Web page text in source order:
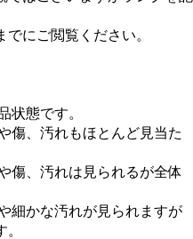
にご閲覧ください。
態です。
、汚れもほとんど見当た
、汚れは見られるが全体
かな汚れが見られますが